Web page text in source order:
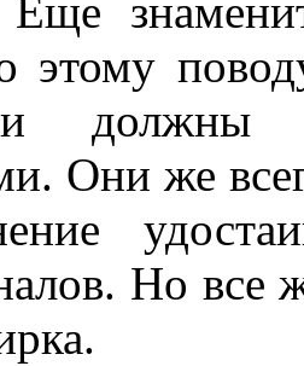
этому
Они же
Но все